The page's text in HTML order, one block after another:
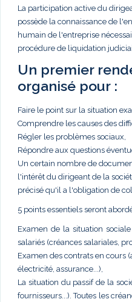
La participation active du
possède la connaissance de
humain de l'entreprise
procédure de liquidation
Un premier
organisé pour :
Faire le point sur la situation
Comprendre les causes des
Régler les problèmes sociaux,
Répondre aux questions
Un certain nombre de
l'intérêt du dirigeant de la
précisé qu'il a l'obligation de
5 points essentiels seront
Examen de la situation
salariés (créances salariales,
Examen des contrats en cours
électricité, assurance...),
La situation du passif de la
fournisseurs...). Toutes les